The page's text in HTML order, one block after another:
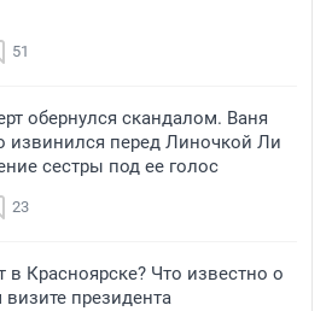
51
обернулся скандалом. Ваня
извинился перед Линочкой Ли
сестры под ее голос
23
в Красноярске? Что известно о
президента